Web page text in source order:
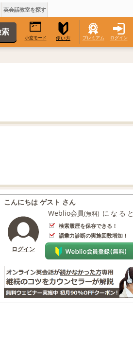
英会話教室を探す
小窓モード 使い方 プレミアム ログイン
こんにちは ゲスト さん
ログイン
Weblio会員(無料) になると
検索履歴を保存できる！
語彙力診断の実施回数増加！